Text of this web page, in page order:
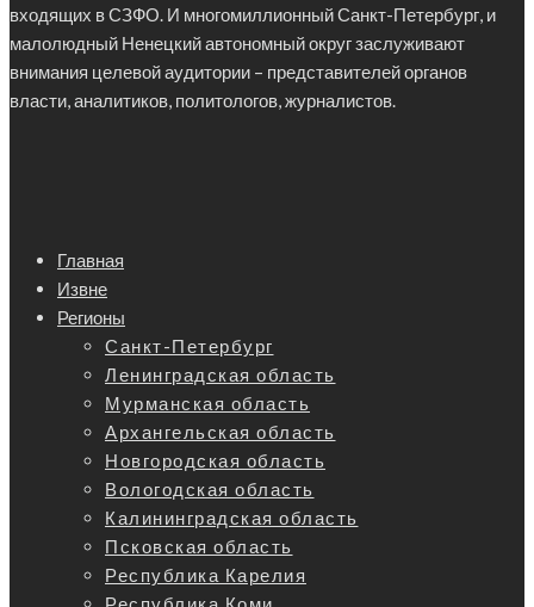
входящих в СЗФО. И многомиллионный Санкт-Петербург, и
малолюдный Ненецкий автономный округ заслуживают
внимания целевой аудитории – представителей органов
власти, аналитиков, политологов, журналистов.
Главная
Извне
Регионы
Санкт-Петербург
Ленинградская область
Мурманская область
Архангельская область
Новгородская область
Вологодская область
Калининградская область
Псковская область
Республика Карелия